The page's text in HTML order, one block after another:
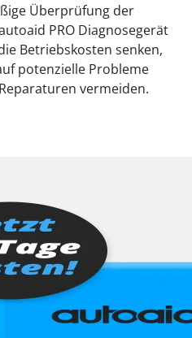
Überprüfung der
PRO Diagnosegerät
Betriebskosten senken,
potenzielle Probleme
vermeiden.